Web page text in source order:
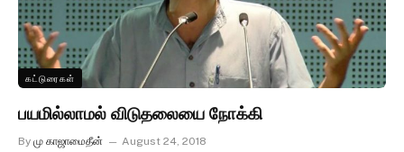
கட்டுரைகள்
பயமில்லாமல் விடுதலையை நோக்கி
By மு காஜாமைதீன் August 24, 2018